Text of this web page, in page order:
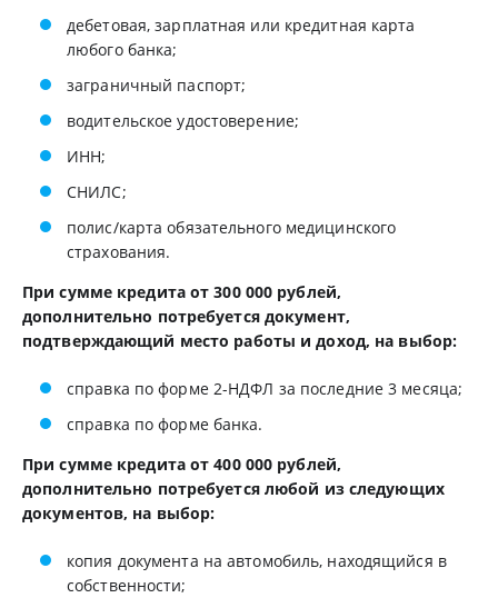
дебетовая, зарплатная или кредитная карта
любого банка;
заграничный паспорт;
водительское удостоверение;
ИНН;
СНИЛС;
полис/карта обязательного медицинского
страхования.
При сумме кредита от 300 000 рублей,
дополнительно потребуется документ,
подтверждающий место работы и доход, на выбор:
справка по форме 2-НДФЛ за последние 3 месяца;
справка по форме банка.
При сумме кредита от 400 000 рублей,
дополнительно потребуется любой из следующих
документов, на выбор:
копия документа на автомобиль, находящийся в
собственности;